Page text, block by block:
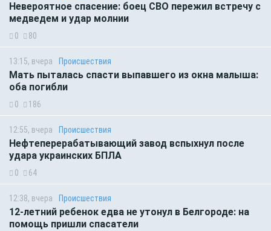
Невероятное спасение: боец СВО пережил встречу с
медведем и удар молнии
0 80
13:15, вчера Происшествия
Мать пыталась спасти выпавшего из окна малыша:
оба погибли
0 186
12:55, вчера Происшествия
Нефтеперерабатывающий завод вспыхнул после
удара украинских БПЛА
0 64
12:38, вчера Происшествия
12-летний ребенок едва не утонул в Белгороде: на
помощь пришли спасатели